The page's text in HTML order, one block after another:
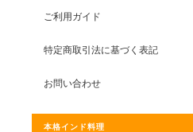
ご利用ガイド
特定商取引法に基づく表記
お問い合わせ
本格インド料理